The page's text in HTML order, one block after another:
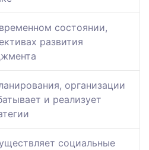
состоянии,
развития
организации
и реализует
социальные